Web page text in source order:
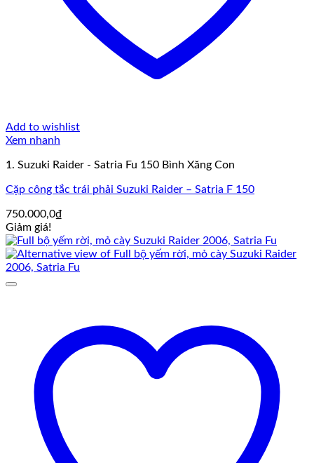
Add to wishlist
Xem nhanh
1. Suzuki Raider - Satria Fu 150 Bình Xăng Con
Cặp công tắc trái phải Suzuki Raider – Satria F 150
750.000,0₫
Giảm giá!